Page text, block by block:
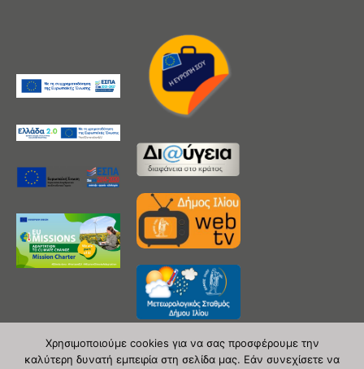
Χρησιμοποιούμε cookies για να σας προσφέρουμε την
καλύτερη δυνατή εμπειρία στη σελίδα μας. Εάν συνεχίσετε να